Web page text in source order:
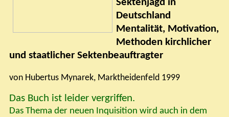
Sektenjagd in
Deutschland
Mentalität, Motivation,
Methoden kirchlicher
und staatlicher Sektenbeauftragter
von Hubertus Mynarek, Marktheidenfeld 1999
Das Buch ist leider vergriffen.
Das Thema der neuen Inquisition wird auch in dem